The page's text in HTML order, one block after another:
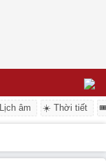
âm ☀️ Thời tiết